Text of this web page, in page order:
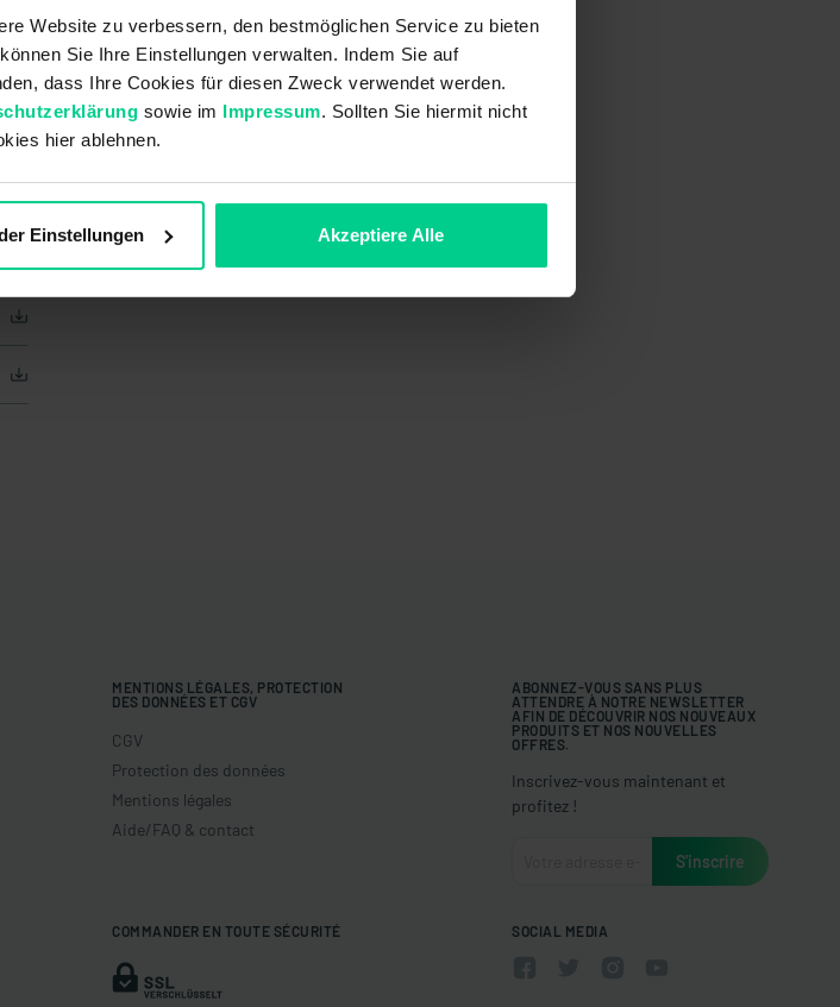
Website zu verbessern, den bestmöglichen Service zu bieten
Sie Ihre Einstellungen verwalten. Indem Sie auf
dass Ihre Cookies für diesen Zweck verwendet werden.
sowie im Impressum. Sollten Sie hiermit nicht
hier ablehnen.
Einstellungen Akzeptiere Alle
MENTIONS LÉGALES, PROTECTION
DES DONNÉES ET CGV
CGV
Protection des données
Mentions légales
Aide/FAQ & contact
ABONNEZ-VOUS SANS PLUS
ATTENDRE À NOTRE NEWSLETTER
AFIN DE DÉCOUVRIR NOS NOUVEAUX
PRODUITS ET NOS NOUVELLES
OFFRES.
Inscrivez-vous maintenant et
profitez !
COMMANDER EN TOUTE SÉCURITÉ SOCIAL MEDIA